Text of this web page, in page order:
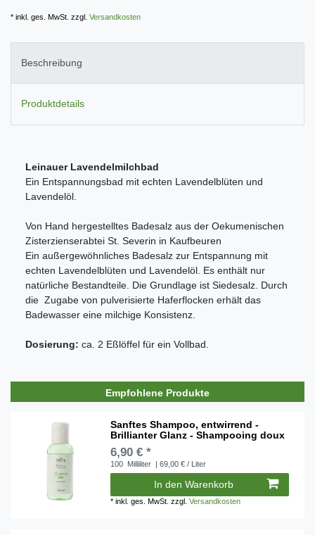
* inkl. ges. MwSt. zzgl. Versandkosten
Beschreibung
Produktdetails
Leinauer Lavendelmilchbad
Ein Entspannungsbad mit echten Lavendelblüten und
Lavendelöl.
Von Hand hergestelltes Badesalz aus der Oekumenischen
Zisterzienserabtei St. Severin in Kaufbeuren
Ein außergewöhnliches Badesalz zur Entspannung mit
echten Lavendelblüten und Lavendelöl. Es enthält nur
natürliche Bestandteile. Die Grundlage ist Siedesalz. Durch
die Zugabe von pulverisierte Haferflocken erhält das
Badewasser eine milchige Konsistenz.
Dosierung: ca. 2 Eßlöffel für ein Vollbad.
Empfohlene Produkte
Sanftes Shampoo, entwirrend -
Brillianter Glanz - Shampooing doux
6,90 € *
100 Milliliter | 69,00 € / Liter
In den Warenkorb
*inkl. ges. MwSt. zzgl.Versandkosten